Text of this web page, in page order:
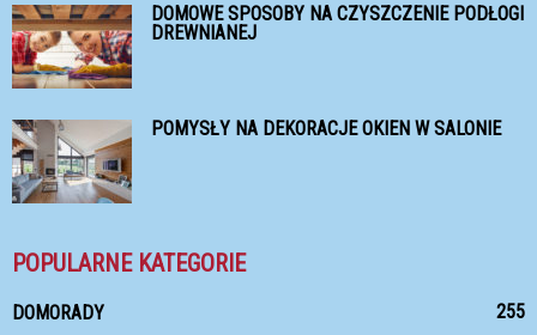
DOMOWE SPOSOBY NA CZYSZCZENIE PODŁOGI
DREWNIANEJ
POMYSŁY NA DEKORACJE OKIEN W SALONIE
POPULARNE KATEGORIE
DOMORADY 255